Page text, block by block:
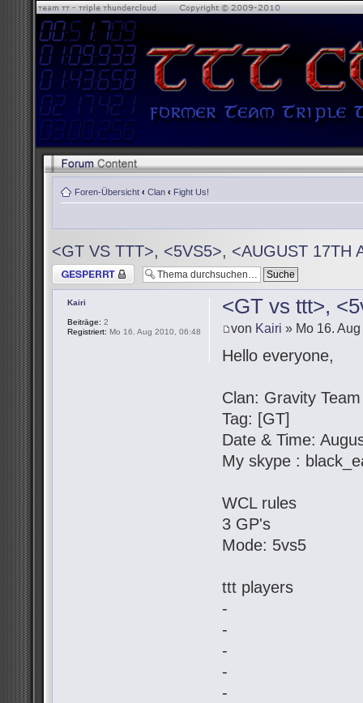
Foren-Übersicht ‹ Clan ‹ Fight Us!
<GT VS TTT>, <5VS5>, <AUGUST 17TH
Thema gesperrt
<GT vs ttt>,
von Kairi » Mo 16.
Hello everyone,
Clan: Gravity Team
Tag: [GT]
Date & Time:
My skype :
WCL rules
3 GP's
Mode: 5vs5
ttt players
-
-
-
-
-
Kairi
Beiträge: 2
Registriert: Mo 16. Aug 2010, 06:48